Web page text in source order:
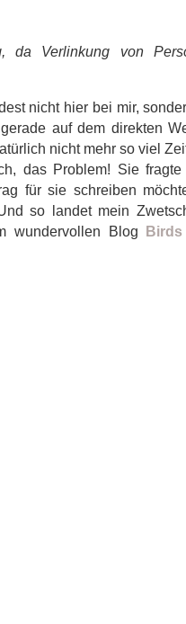
da Verlinkung von
nicht hier bei mir,
auf dem direkten
nicht mehr so viel
das Problem! Sie
für sie schreiben
so landet mein
wundervollen Blog